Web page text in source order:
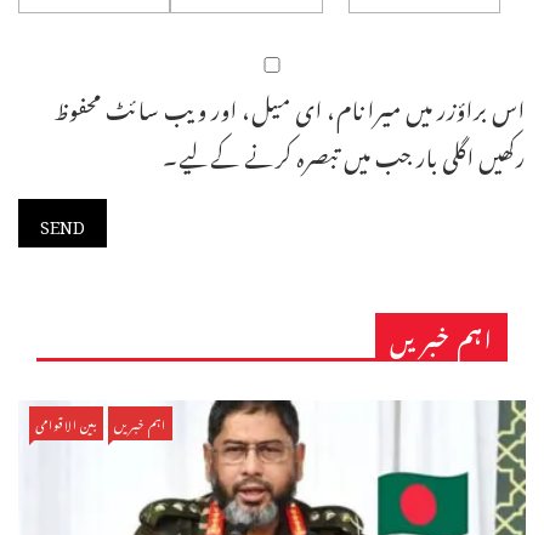
اس براؤزر میں میرا نام، ای میل، اور ویب سائٹ محفوظ
رکھیں اگلی بار جب میں تبصرہ کرنے کےلیے۔
اہم خبریں
اہم خبریں بین الاقوامی